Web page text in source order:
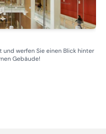
werfen Sie einen Blick hinter
Gebäude!